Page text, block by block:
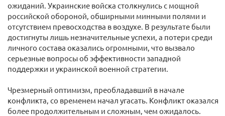
ожиданий. Украинские войска столкнулись с мощной
российской обороной, обширными минными полями и
отсутствием превосходства в воздухе. В результате были
достигнуты лишь незначительные успехи, а потери среди
личного состава оказались огромными, что вызвало
серьезные вопросы об эффективности западной
поддержки и украинской военной стратегии.
Чрезмерный оптимизм, преобладавший в начале
конфликта, со временем начал угасать. Конфликт оказался
более продолжительным и сложным, чем ожидалось.